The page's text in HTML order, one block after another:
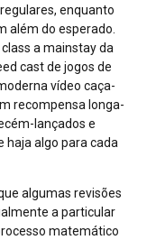
enquanto
além do esperado.
a mainstay da
cast de jogos de
vídeo caça-
recompensa longa-
lançados e
haja algo para cada
algumas revisões
a particular
matemático